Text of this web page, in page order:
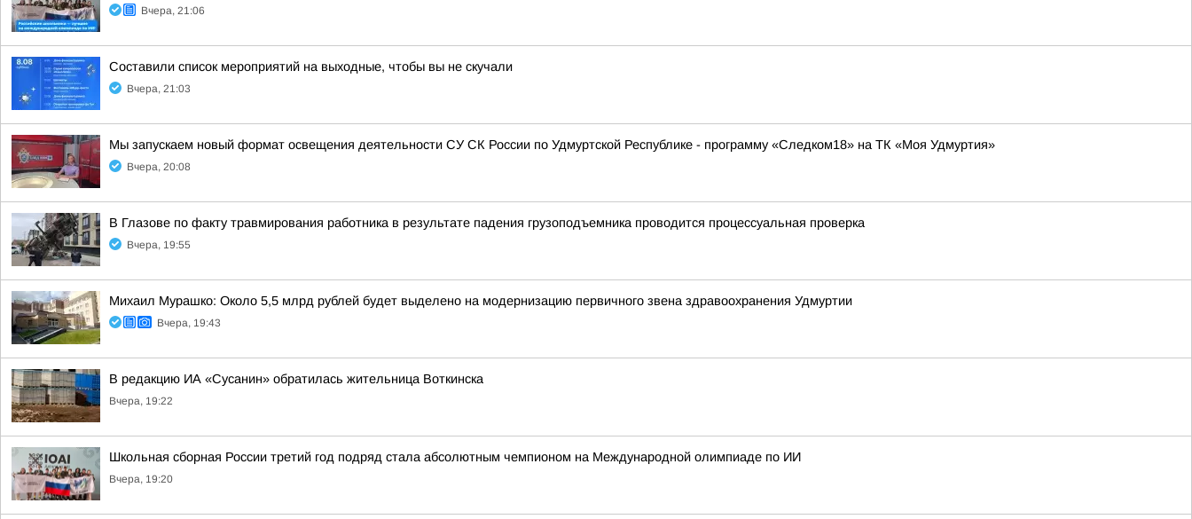
Вчера, 21:06
Составили список мероприятий на выходные, чтобы вы не скучали
Вчера, 21:03
Мы запускаем новый формат освещения деятельности СУ СК России по Удмуртской Республике - программу «Следком18» на ТК «Моя Удмуртия»
Вчера, 20:08
В Глазове по факту травмирования работника в результате падения грузоподъемника проводится процессуальная проверка
Вчера, 19:55
Михаил Мурашко: Около 5,5 млрд рублей будет выделено на модернизацию первичного звена здравоохранения Удмуртии
Вчера, 19:43
В редакцию ИА «Сусанин» обратилась жительница Воткинска
Вчера, 19:22
Школьная сборная России третий год подряд стала абсолютным чемпионом на Международной олимпиаде по ИИ
Вчера, 19:20